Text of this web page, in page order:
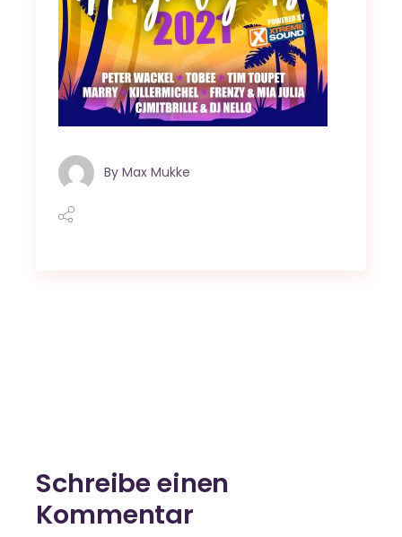
By Max Mukke
Schreibe einen
Kommentar